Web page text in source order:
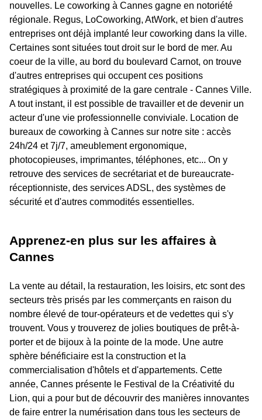
nouvelles. Le coworking à Cannes gagne en notoriété
régionale. Regus, LoCoworking, AtWork, et bien d'autres
entreprises ont déjà implanté leur coworking dans la ville.
Certaines sont situées tout droit sur le bord de mer. Au
coeur de la ville, au bord du boulevard Carnot, on trouve
d'autres entreprises qui occupent ces positions
stratégiques à proximité de la gare centrale - Cannes Ville.
A tout instant, il est possible de travailler et de devenir un
acteur d'une vie professionnelle conviviale. Location de
bureaux de coworking à Cannes sur notre site : accès
24h/24 et 7j/7, ameublement ergonomique,
photocopieuses, imprimantes, téléphones, etc... On y
retrouve des services de secrétariat et de bureaucrate-
réceptionniste, des services ADSL, des systèmes de
sécurité et d'autres commodités essentielles.
Apprenez-en plus sur les affaires à
Cannes
La vente au détail, la restauration, les loisirs, etc sont des
secteurs très prisés par les commerçants en raison du
nombre élevé de tour-opérateurs et de vedettes qui s'y
trouvent. Vous y trouverez de jolies boutiques de prêt-à-
porter et de bijoux à la pointe de la mode. Une autre
sphère bénéficiaire est la construction et la
commercialisation d'hôtels et d'appartements. Cette
année, Cannes présente le Festival de la Créativité du
Lion, qui a pour but de découvrir des manières innovantes
de faire entrer la numérisation dans tous les secteurs de